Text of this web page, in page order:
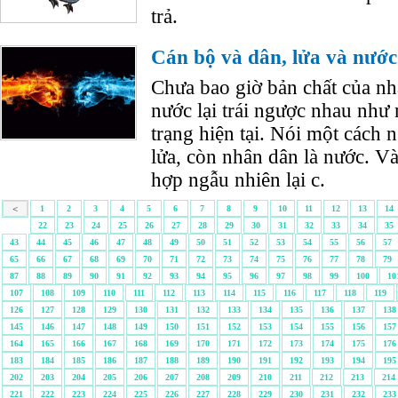
trả.
Cán bộ và dân, lửa và nước
Chưa bao giờ bản chất của
nước lại trái ngược nhau
trạng hiện tại. Nói một cách
lửa, còn nhân dân là nước.
hợp ngẫu nhiên lại c.
< 1 2 3 4 5 6 7 8 9 10 11 12 13
14
22
23 24 25 26 27 28 29 30 31 32 33 34
35
43
44 45 46 47 48 49 50 51 52 53 54 55 56
57
65
66 67 68 69 70 71 72 73 74 75 76 77 78
79
87
88 89 90 91 92 93 94 95 96 97 98 99 100
107
108 109 110 111 112 113 114 115 116 117 118
119
126
127 128 129 130 131 132 133 134 135 136 137
138
145
146 147 148 149 150 151 152 153 154 155 156
157
164
165 166 167 168 169 170 171 172 173 174 175
176
183
184 185 186 187 188 189 190 191 192 193 194
195
202
203 204 205 206 207 208 209 210 211 212 213
214
221
222 223 224 225 226 227 228 229 230 231 232
233